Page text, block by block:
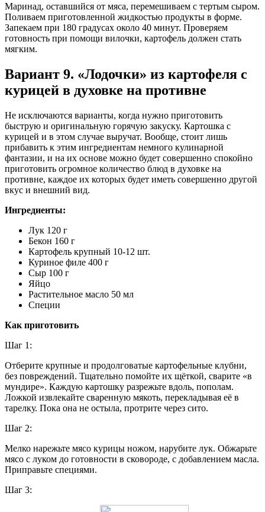
Маринад, оставшийся от мяса, перемешиваем с тертым сыром.
Поливаем приготовленной жидкостью продукты в форме.
Запекаем при 180 градусах около 40 минут. Проверяем
готовность при помощи вилочки, картофель должен стать
мягким.
Вариант 9. «Лодочки» из картофеля с
курицей в духовке на противне
Не исключаются варианты, когда нужно приготовить
быструю и оригинальную горячую закуску. Картошка с
курицей и в этом случае выручат. Вообще, стоит лишь
прибавить к этим ингредиентам немного кулинарной
фантазии, и на их основе можно будет совершенно спокойно
приготовить огромное количество блюд в духовке на
противне, каждое их которых будет иметь совершенно другой
вкус и внешний вид.
Ингредиенты:
Лук 120 г
Бекон 160 г
Картофель крупный 10-12 шт.
Куриное филе 400 г
Сыр 100 г
Яйцо
Растительное масло 50 мл
Специи
Как приготовить
Шаг 1:
Отберите крупные и продолговатые картофельные клубни,
без повреждений. Тщательно помойте их щёткой, сварите «в
мундире». Каждую картошку разрежьте вдоль, пополам.
Ложкой извлекайте сваренную мякоть, перекладывая её в
тарелку. Пока она не остыла, протрите через сито.
Шаг 2:
Мелко нарежьте мясо курицы ножом, нарубите лук. Обжарьте
мясо с луком до готовности в сковороде, с добавлением масла.
Приправьте специями.
Шаг 3: